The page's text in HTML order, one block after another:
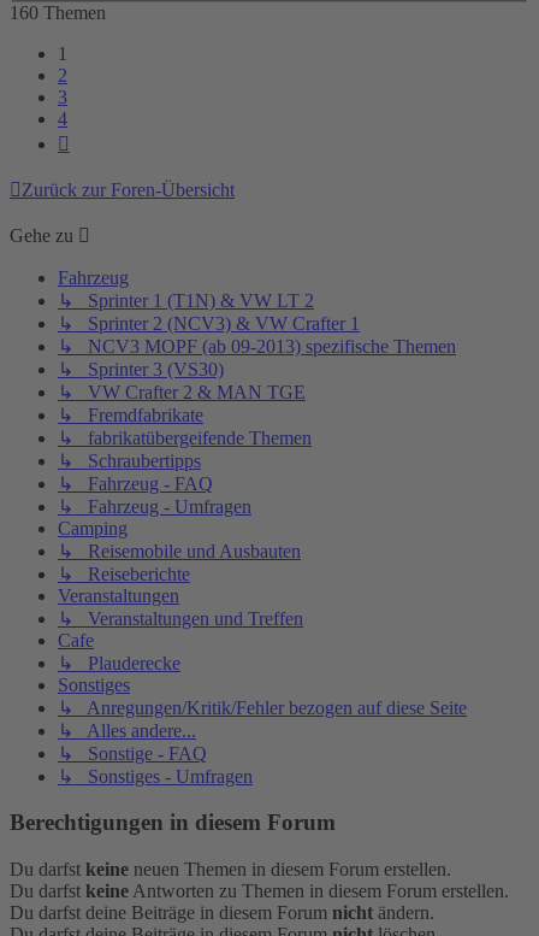
160 Themen
1
2
3
4
Zurück zur Foren-Übersicht
Gehe zu
Fahrzeug
↳ Sprinter 1 (T1N) & VW LT 2
↳ Sprinter 2 (NCV3) & VW Crafter 1
↳ NCV3 MOPF (ab 09-2013) spezifische Themen
↳ Sprinter 3 (VS30)
↳ VW Crafter 2 & MAN TGE
↳ Fremdfabrikate
↳ fabrikatübergeifende Themen
↳ Schraubertipps
↳ Fahrzeug - FAQ
↳ Fahrzeug - Umfragen
Camping
↳ Reisemobile und Ausbauten
↳ Reiseberichte
Veranstaltungen
↳ Veranstaltungen und Treffen
Cafe
↳ Plauderecke
Sonstiges
↳ Anregungen/Kritik/Fehler bezogen auf diese Seite
↳ Alles andere...
↳ Sonstige - FAQ
↳ Sonstiges - Umfragen
Berechtigungen in diesem Forum
Du darfst keine neuen Themen in diesem Forum erstellen.
Du darfst keine Antworten zu Themen in diesem Forum erstellen.
Du darfst deine Beiträge in diesem Forum nicht ändern.